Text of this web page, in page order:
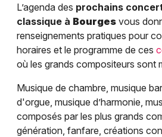
L’agenda des prochains
classique à Bourges vous
renseignements pratiques pour
horaires et le programme de ces
où les grands compositeurs sont
Musique de chambre, musique
d'orgue, musique d’harmonie,
composés par les plus grands
génération, fanfare, créations